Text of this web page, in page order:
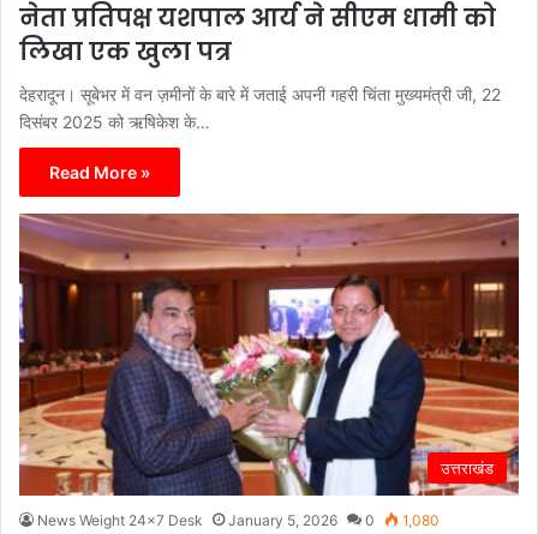
नेता प्रतिपक्ष यशपाल आर्य ने सीएम धामी को
लिखा एक खुला पत्र
देहरादून। सूबेभर में वन ज़मीनों के बारे में जताई अपनी गहरी चिंता मुख्यमंत्री जी, 22
दिसंबर 2025 को ऋषिकेश के…
Read More »
उत्तराखंड
News Weight 24x7 Desk January 5, 2026 0 1,080